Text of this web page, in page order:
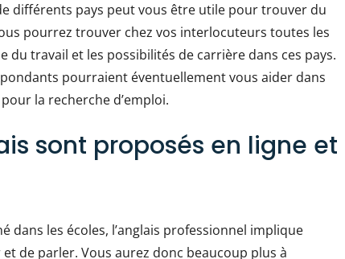
différents pays peut vous être utile pour trouver du
pourrez trouver chez vos interlocuteurs toutes les
travail et les possibilités de carrière dans ces pays.
pourraient éventuellement vous aider dans
la recherche d’emploi.
sont proposés en ligne et
dans les écoles, l’anglais professionnel implique
de parler. Vous aurez donc beaucoup plus à